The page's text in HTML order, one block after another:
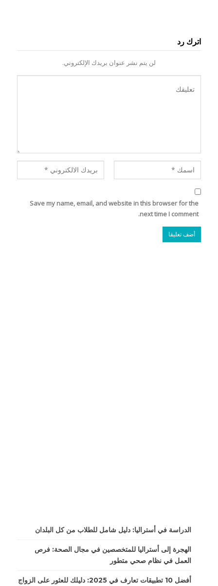
اترك رد
لن يتم نشر عنوان بريدك الإلكتروني.
Save my name, email, and website in this browser for the
next time I comment.
الدراسة في أستراليا: دليل شامل للطلاب من كل البلدان
الهجرة إلى أستراليا للمتخصصين في مجال الصحة: فرص
العمل في نظام صحي متطور
أفضل 10 تطبيقات تعارف في 2025: دليلك للعثور على الزواج